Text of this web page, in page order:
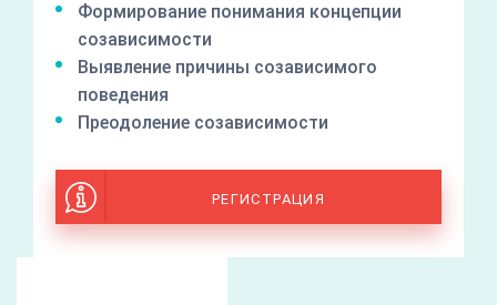
Формирование понимания концепции
созависимости
Выявление причины созависимого
поведения
Преодоление созависимости
РЕГИСТРАЦИЯ